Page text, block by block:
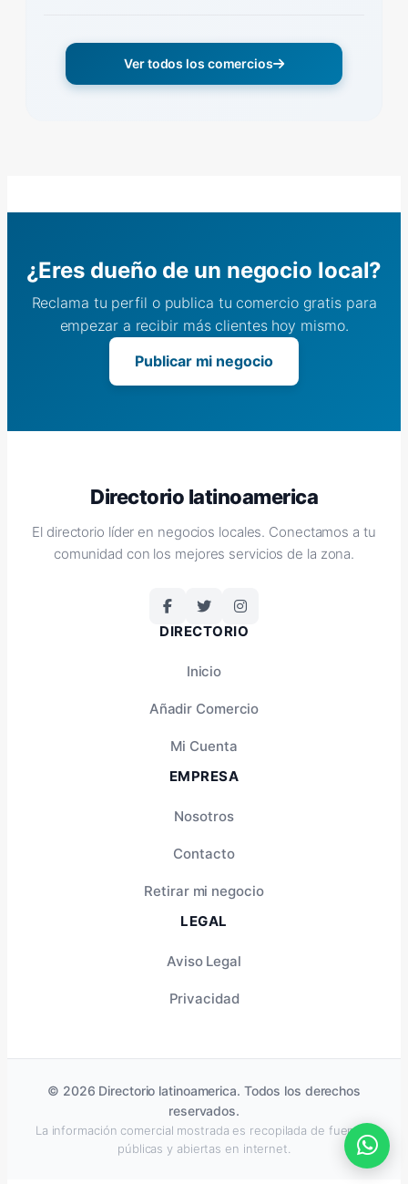
Ver todos los comercios
¿Eres dueño de un negocio local?
Reclama tu perfil o publica tu comercio gratis para
empezar a recibir más clientes hoy mismo.
Publicar mi negocio
Directorio latinoamerica
El directorio líder en negocios locales. Conectamos a tu
comunidad con los mejores servicios de la zona.
DIRECTORIO
Inicio
Añadir Comercio
Mi Cuenta
EMPRESA
Nosotros
Contacto
Retirar mi negocio
LEGAL
Aviso Legal
Privacidad
© 2026 Directorio latinoamerica. Todos los derechos
reservados.
La información comercial mostrada es recopilada de fuentes
públicas y abiertas en internet.